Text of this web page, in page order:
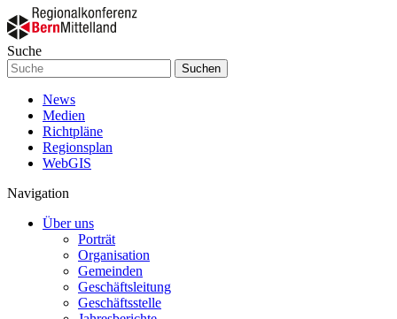
Suche
Suchen
News
Medien
Richtpläne
Regionsplan
WebGIS
Navigation
Über uns
Porträt
Organisation
Gemeinden
Geschäftsleitung
Geschäftsstelle